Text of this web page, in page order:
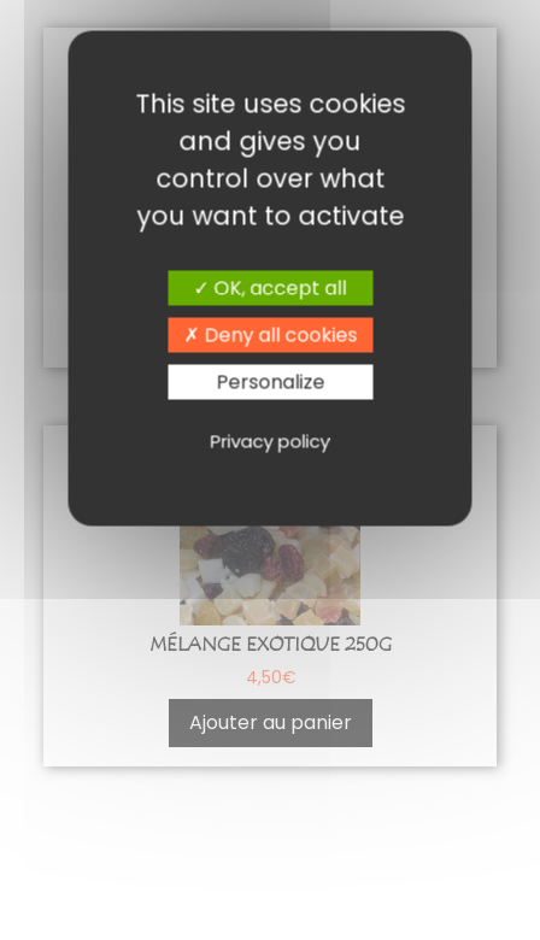
3,20€
Ajouter au panier
MÉLANGE EXOTIQUE 250G
4,50€
Ajouter au panier
This site uses cookies
and gives you
control over what
you want to activate
OK, accept all
Deny all cookies
Personalize
Privacy policy